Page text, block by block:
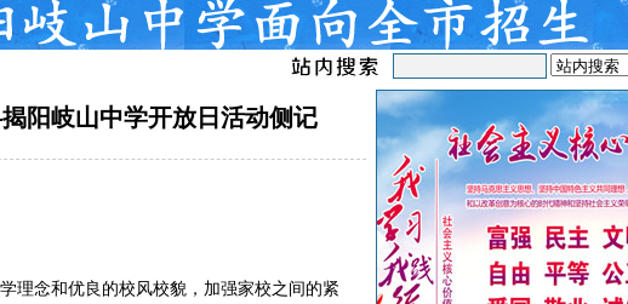
阳岐山中学开放日活动侧记
念和优良的校风校貌，加强家校之间的紧